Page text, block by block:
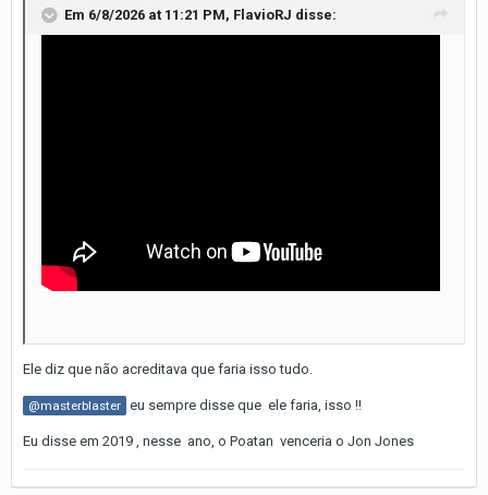
Em 6/8/2026 at 11:21 PM, FlavioRJ disse:
Ele diz que não acreditava que faria isso tudo.
@masterblaster eu sempre disse que ele faria, isso !!
Eu disse em 2019 , nesse ano, o Poatan venceria o Jon Jones